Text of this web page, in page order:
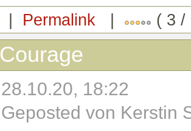
| Permalink | ( 3 /
Courage
28.10.20, 18:22
Geposted von Kerstin